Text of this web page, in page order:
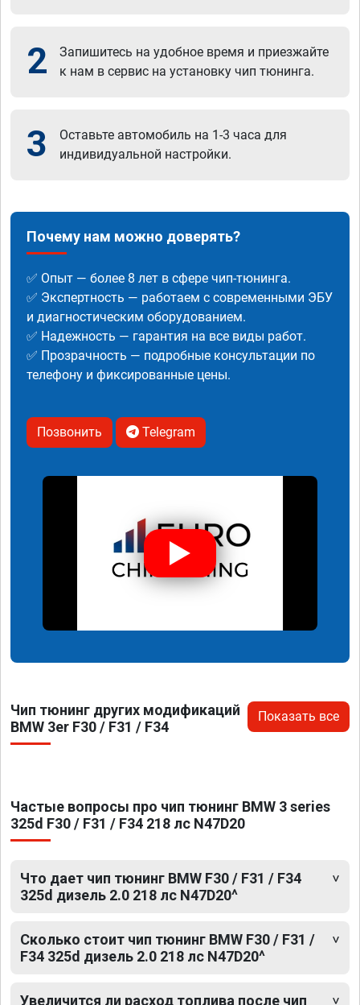
2
Запишитесь на удобное время и приезжайте
к нам в сервис на установку чип тюнинга.
3
Оставьте автомобиль на 1-3 часа для
индивидуальной настройки.
Почему нам можно доверять?
✅ Опыт — более 8 лет в сфере чип-тюнинга.
✅ Экспертность — работаем с современными ЭБУ
и диагностическим оборудованием.
✅ Надежность — гарантия на все виды работ.
✅ Прозрачность — подробные консультации по
телефону и фиксированные цены.
Позвонить Telegram
Чип тюнинг других модификаций
BMW 3er F30 / F31 / F34
Показать все
Частые вопросы про чип тюнинг BMW 3 series
325d F30 / F31 / F34 218 лс N47D20
Что дает чип тюнинг BMW F30 / F31 / F34
325d дизель 2.0 218 лс N47D20^
Сколько стоит чип тюнинг BMW F30 / F31 /
F34 325d дизель 2.0 218 лс N47D20^
Увеличится ли расход топлива после чип